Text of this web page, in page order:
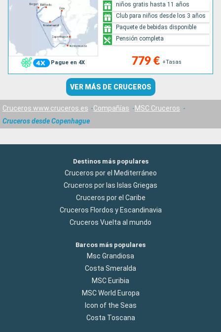
Pague en 4X 779 € +Tasas
niños gratis hasta 11 años
Club para niños desde los 3 años
Paquete de bebidas disponible
Pensión completa
VER MÁS DE CRUCEROS
Cruceros www.cruceros.es Compañías
MSC Cruceros
Cruceros desde Copenhague
Destinos más populares
Cruceros por el Mediterráneo
Cruceros por las Islas Griegas
Cruceros por el Caribe
Cruceros Flordos y Escandinavia
Cruceros Vuelta al mundo
Barcos más populares
Msc Grandiosa
Costa Smeralda
MSC Euribia
MSC World Europa
Icon of the Seas
Costa Toscana